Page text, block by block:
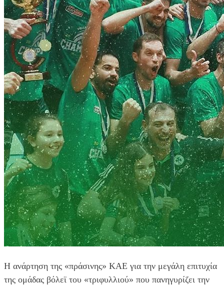
Η ανάρτηση της «πράσινης» ΚΑΕ για την μεγάλη επιτυχία
της ομάδας βόλεϊ του «τριφυλλιού» που πανηγυρίζει την